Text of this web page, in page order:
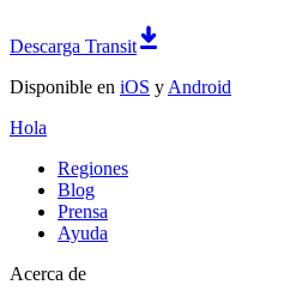
Descarga Transit
Disponible en iOS y Android
Hola
Regiones
Blog
Prensa
Ayuda
Acerca de